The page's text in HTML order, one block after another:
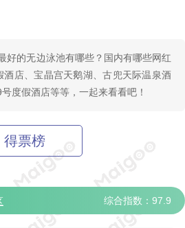
好的无边泳池有哪些？国内有哪些网红
店、宝晶宫天鹅湖、古兜天际温泉酒
度假酒店等等，一起来看看吧！
得票榜
综合指数：97.9